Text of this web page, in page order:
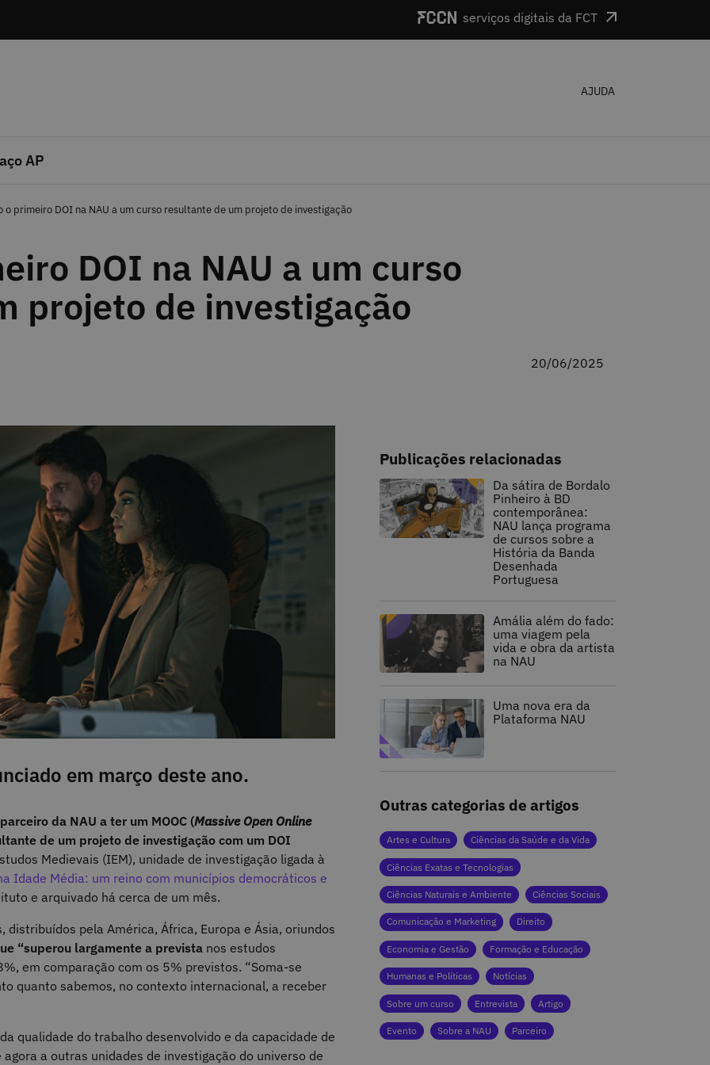
serviços digitais da FCT
AJUDA
AP
o primeiro DOI na NAU a um curso resultante de um projeto de investigação
DOI na NAU a um curso
projeto de investigação
20/06/2025
em março deste ano.
da NAU a ter um MOOC (Massive Open Online
de um projeto de investigação com um DOI
Medievais (IEM), unidade de investigação ligada à
Idade Média: um reino com municípios democráticos e
e arquivado há cerca de um mês.
pela América, África, Europa e Ásia, oriundos
“superou largamente a prevista nos estudos
em comparação com os 5% previstos. “Soma-se
quanto sabemos, no contexto internacional, a receber
qualidade do trabalho desenvolvido e da capacidade de
a outras unidades de investigação do universo de
Publicações relacionadas
Da sátira de Bordalo
Pinheiro à BD
contemporânea:
NAU lança programa
de cursos sobre a
História da Banda
Desenhada
Portuguesa
Amália além do fado:
uma viagem pela
vida e obra da artista
na NAU
Uma nova era da
Plataforma NAU
Outras categorias de artigos
Artes e Cultura Ciências da Saúde e da Vida
Ciências Exatas e Tecnologias
Ciências Naturais e Ambiente Ciências Sociais
Comunicação e Marketing Direito
Economia e Gestão Formação e Educação
Humanas e Políticas Notícias
Sobre um curso Entrevista Artigo
Evento Sobre a NAU Parceiro